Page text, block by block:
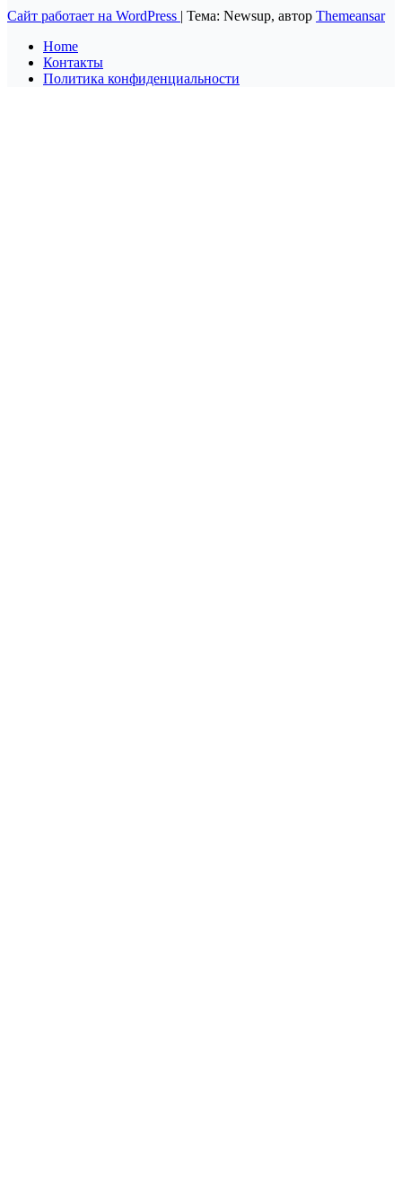
Сайт работает на WordPress | Тема: Newsup, автор Themeansar
Home
Контакты
Политика конфиденциальности